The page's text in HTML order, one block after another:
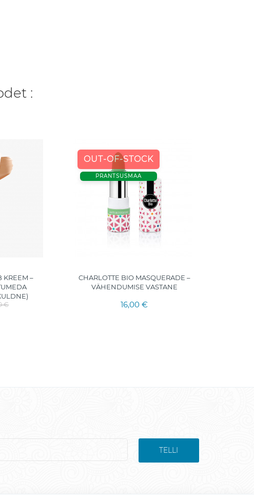
:
KREEM –
€
OUT-OF-STOCK
PRANTSUSMAA
CHARLOTTE BIO MASQUERADE –
VÄHENDUMISE VASTANE
16,00 €
TELLI